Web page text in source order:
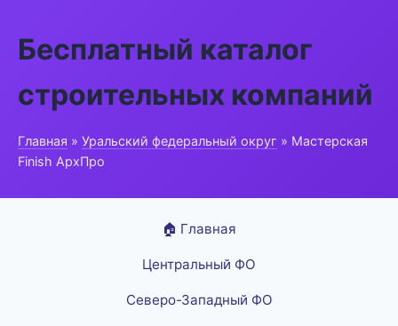
Бесплатный каталог
строительных компаний
Главная » Уральский федеральный округ » Мастерская
Finish АрхПро
🏠 Главная
Центральный ФО
Северо-Западный ФО